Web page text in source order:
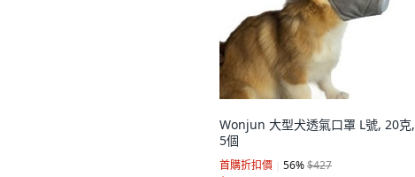
Wonjun 大型犬透氣口罩 L號, 20克,
5個
首購折扣價 56%$427